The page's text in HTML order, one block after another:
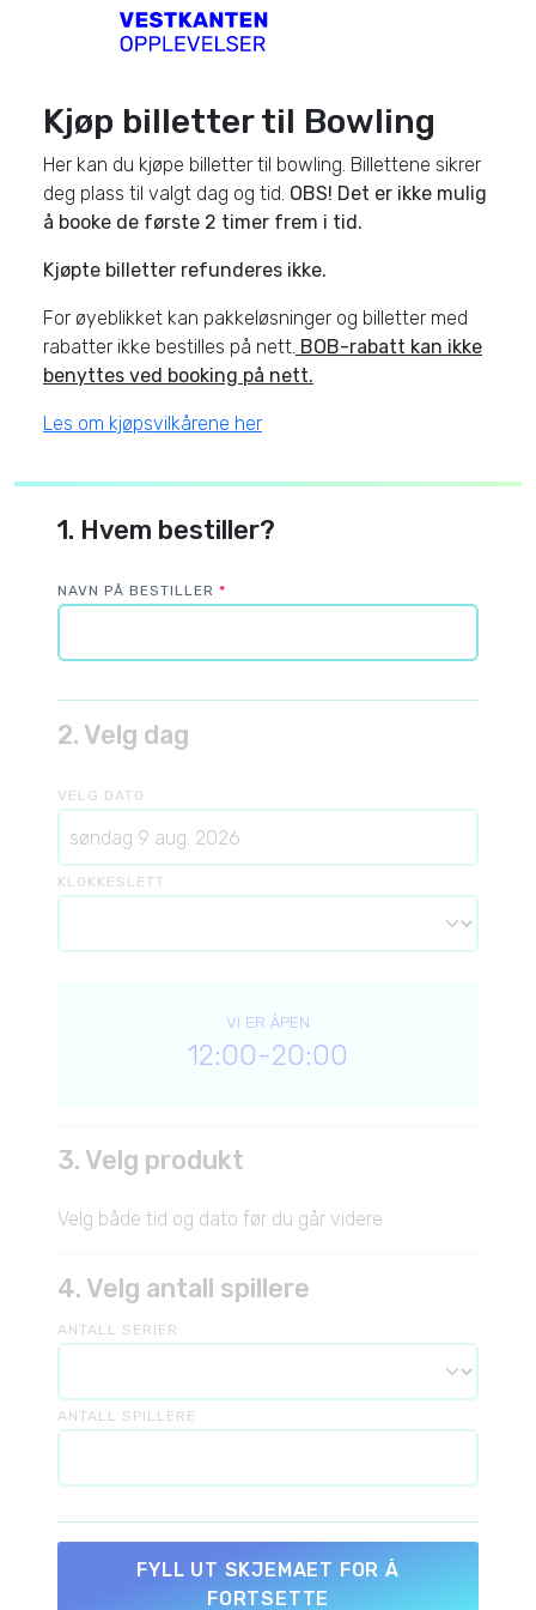
Kjøp billetter til Bowling
Her kan du kjøpe billetter til bowling. Billettene sikrer
deg plass til valgt dag og tid. OBS! Det er ikke mulig
å booke de første 2 timer frem i tid.
Kjøpte billetter refunderes ikke.
For øyeblikket kan pakkeløsninger og billetter med
rabatter ikke bestilles på nett. BOB-rabatt kan ikke
benyttes ved booking på nett.
Les om kjøpsvilkårene her
1. Hvem bestiller?
NAVN PÅ BESTILLER *
2. Velg dag
VELG DATO
KLOKKESLETT
VI ER ÅPEN
12:00-20:00
3. Velg produkt
Velg både tid og dato før du går videre
4. Velg antall spillere
ANTALL SERIER
ANTALL SPILLERE
FYLL UT SKJEMAET FOR Å
FORTSETTE